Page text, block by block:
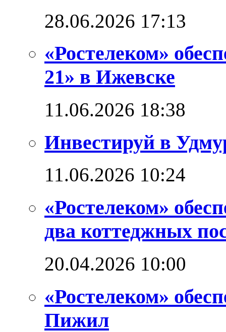
28.06.2026 17:13
«Ростелеком»
21» в Ижевске
11.06.2026 18:38
Инвестируй в
11.06.2026 10:24
«Ростелеком»
два коттеджных
20.04.2026 10:00
«Ростелеком»
Пижил